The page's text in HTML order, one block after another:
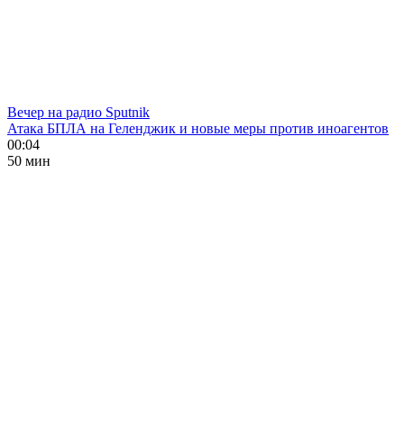
Вечер на радио Sputnik
Атака БПЛА на Геленджик и новые меры против иноагентов
00:04
50 мин